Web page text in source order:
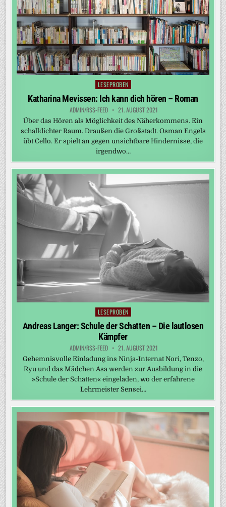
Posted
in
LESEPROBEN
Katharina Mevissen: Ich kann dich hören – Roman
ADMIN/RSS-FEED 21. AUGUST 2021
Über das Hören als Möglichkeit des Näherkommens. Ein
schalldichter Raum. Draußen die Großstadt. Osman Engels
übt Cello. Er spielt an gegen unsichtbare Hindernisse, die
irgendwo…
Posted
in
LESEPROBEN
Andreas Langer: Schule der Schatten – Die lautlosen
Kämpfer
ADMIN/RSS-FEED 21. AUGUST 2021
Gehemnisvolle Einladung ins Ninja-Internat Nori, Tenzo,
Ryu und das Mädchen Asa werden zur Ausbildung in die
»Schule der Schatten« eingeladen, wo der erfahrene
Lehrmeister Sensei…